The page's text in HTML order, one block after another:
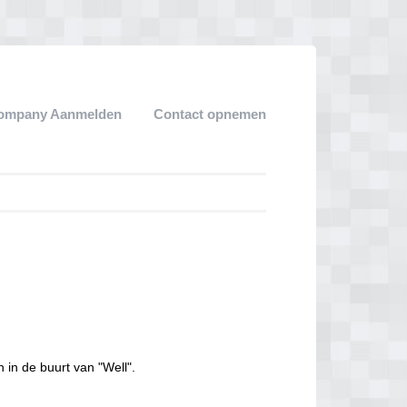
Aanmelden Contact opnemen
in de buurt van "Well".